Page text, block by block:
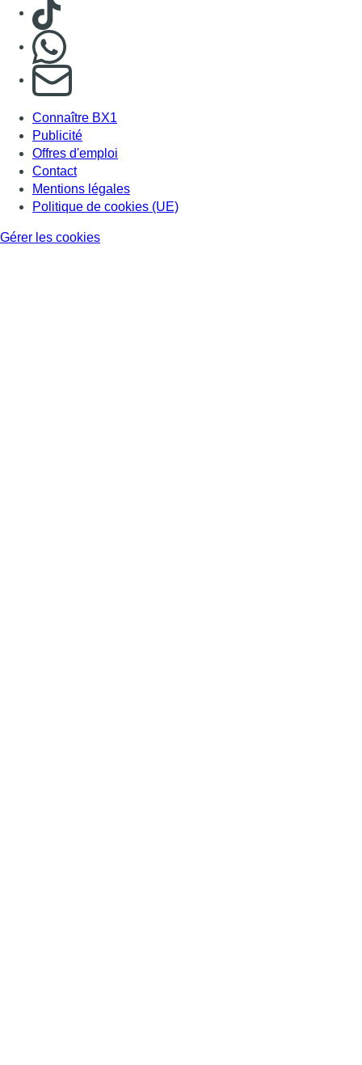
Consulter TikTok
S'abonner à notre newsletter
Connaître BX1
Publicité
Offres d'emploi
Contact
Mentions légales
Politique de cookies (UE)
Gérer les cookies